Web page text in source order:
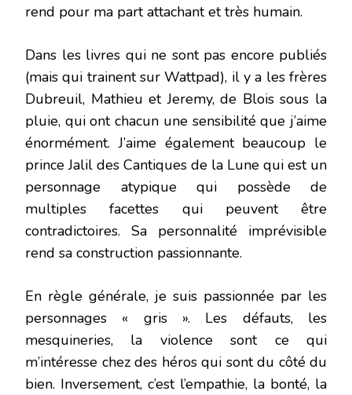
rend pour ma part attachant et très humain.
Dans les livres qui ne sont pas encore publiés
(mais qui trainent sur Wattpad), il y a les frères
Dubreuil, Mathieu et Jeremy, de Blois sous la
pluie, qui ont chacun une sensibilité que j’aime
énormément. J’aime également beaucoup le
prince Jalil des Cantiques de la Lune qui est un
personnage atypique qui possède de
multiples facettes qui peuvent être
contradictoires. Sa personnalité imprévisible
rend sa construction passionnante.
En règle générale, je suis passionnée par les
personnages « gris ». Les défauts, les
mesquineries, la violence sont ce qui
m’intéresse chez des héros qui sont du côté du
bien. Inversement, c’est l’empathie, la bonté, la